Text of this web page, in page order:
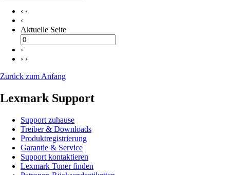
‹ ‹
‹
Aktuelle Seite
›
› ›
Zurück zum Anfang
Lexmark Support
Support zuhause
Treiber & Downloads
Produktregistrierung
Garantie & Service
Support kontaktieren
Lexmark Toner finden